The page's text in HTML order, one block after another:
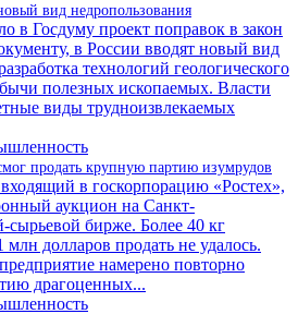
вид недропользования
в Госдуму проект поправок в закон
в России вводят новый вид
технологий геологического
полезных ископаемых. Власти
виды трудноизвлекаемых
продать крупную партию изумрудов
в госкорпорацию «Ростех»,
аукцион на Санкт-
сырьевой бирже. Более 40 кг
долларов продать не удалось.
намерено повторно
драгоценных...